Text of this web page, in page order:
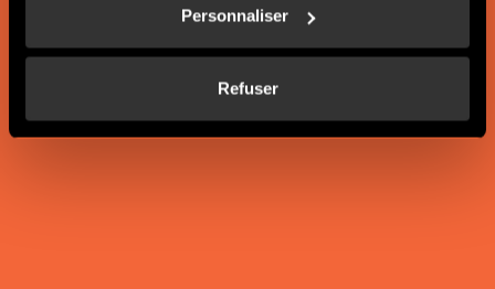
Personnaliser
Refuser
EN SAVOIR PLUS